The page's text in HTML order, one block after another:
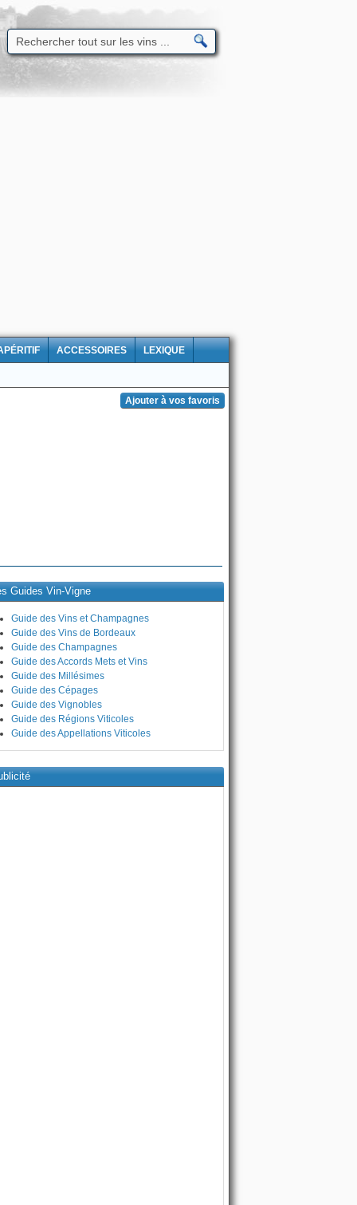
ACCESSOIRES LEXIQUE
Guides Vin-Vigne
Guide des Vins et Champagnes
Guide des Vins de Bordeaux
Guide des Champagnes
Guide des Accords Mets et Vins
Guide des Millésimes
Guide des Cépages
Guide des Vignobles
Guide des Régions Viticoles
Guide des Appellations Viticoles